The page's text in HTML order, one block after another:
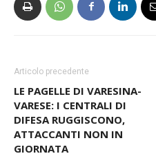
Articolo precedente
LE PAGELLE DI VARESINA-
VARESE: I CENTRALI DI
DIFESA RUGGISCONO,
ATTACCANTI NON IN
GIORNATA